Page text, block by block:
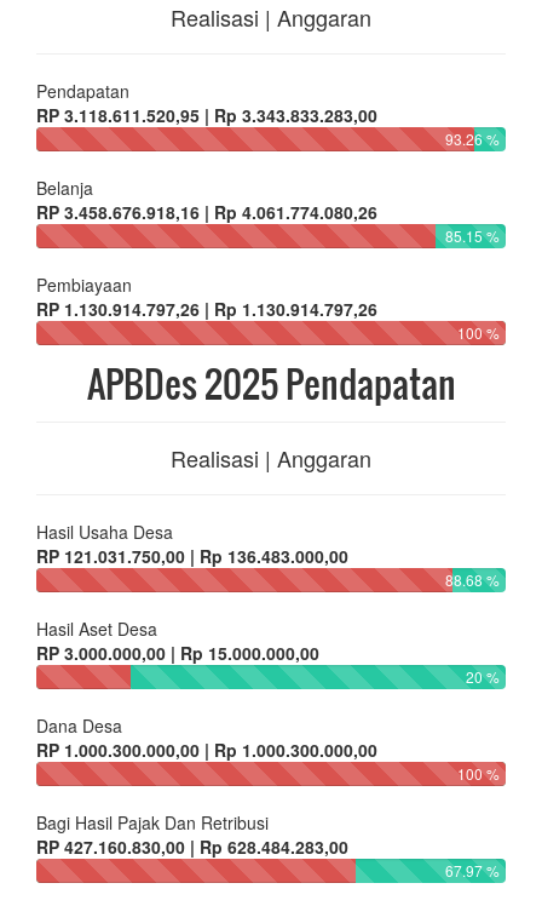
Realisasi | Anggaran
Pendapatan
RP 3.118.611.520,95 | Rp 3.343.833.283,00
93.26 %
Belanja
RP 3.458.676.918,16 | Rp 4.061.774.080,26
85.15 %
Pembiayaan
RP 1.130.914.797,26 | Rp 1.130.914.797,26
100 %
APBDes 2025 Pendapatan
Realisasi | Anggaran
Hasil Usaha Desa
RP 121.031.750,00 | Rp 136.483.000,00
88.68 %
Hasil Aset Desa
RP 3.000.000,00 | Rp 15.000.000,00
20 %
Dana Desa
RP 1.000.300.000,00 | Rp 1.000.300.000,00
100 %
Bagi Hasil Pajak Dan Retribusi
RP 427.160.830,00 | Rp 628.484.283,00
67.97 %